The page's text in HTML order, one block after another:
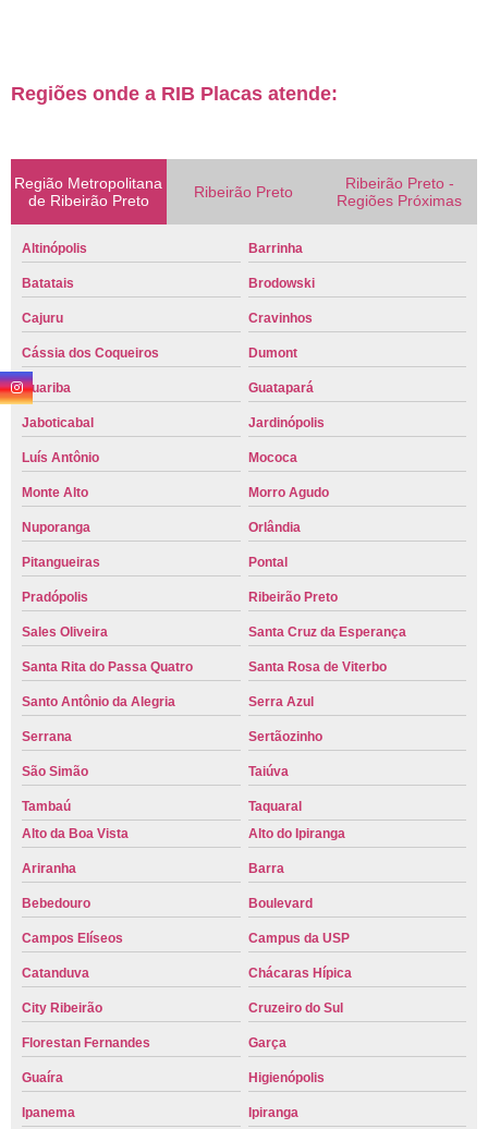
Regiões onde a RIB Placas atende:
Região Metropolitana
de Ribeirão Preto
Ribeirão Preto
Ribeirão Preto -
Regiões Próximas
Altinópolis Barrinha
Batatais Brodowski
Cajuru Cravinhos
Cássia dos Coqueiros Dumont
Guariba Guatapará
Jaboticabal Jardinópolis
Luís Antônio Mococa
Monte Alto Morro Agudo
Nuporanga Orlândia
Pitangueiras Pontal
Pradópolis Ribeirão Preto
Sales Oliveira Santa Cruz da Esperança
Santa Rita do Passa Quatro Santa Rosa de Viterbo
Santo Antônio da Alegria Serra Azul
Serrana Sertãozinho
São Simão Taiúva
Tambaú
Taquaral
Alto da Boa Vista
Alto do Ipiranga
Ariranha Barra
Bebedouro Boulevard
Campos Elíseos Campus da USP
Catanduva Chácaras Hípica
City Ribeirão Cruzeiro do Sul
Florestan Fernandes Garça
Guaíra Higienópolis
Ipanema Ipiranga